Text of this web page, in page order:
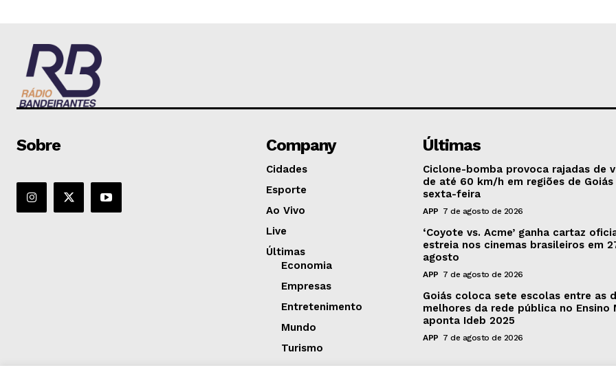
Sobre Company
Cidades
Esporte
Ao Vivo
Live
Últimas
Economia
Empresas
Entretenimento
Mundo
Turismo
Últimas
Ciclone-bomba provoca rajadas de
de até 60 km/h em regiões de
sexta-feira
APP 7 de agosto de 2026
‘Coyote vs. Acme’ ganha cartaz
estreia nos cinemas brasileiros em
agosto
APP 7 de agosto de 2026
Goiás coloca sete escolas entre as
melhores da rede pública no Ensino
aponta Ideb 2025
APP 7 de agosto de 2026